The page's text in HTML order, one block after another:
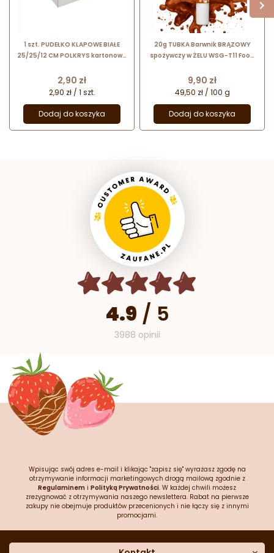
1 szt. PUDEŁKO KLAPOWE BIAŁE
25/25/12 CM POLKRYS kartonowe
Cena
2,90 zł
2,90 zł / 1 szt.
Dodaj do koszyka
20g TUBKA Barwnik BRĄZOWY
spożywczy w ŻELU WSG-T11 Food
Cena
9,90 zł
49,50 zł / 100 g
Dodaj do koszyka
4.9 / 5
3988 opinii
Wpisując swój adres e-mail i klikając "zapisz się" wyrażasz zgodę na
otrzymywanie informacji marketingowych drogą mailową zgodnie z
Regulaminem i Polityką Prywatności. W każdej chwili możesz
zrezygnować z otrzymywania naszego newslettera. Rabat na pierwsze
zakupy nie obejmuje produktów przecenionych i nie łączy się z innymi
promocjami.